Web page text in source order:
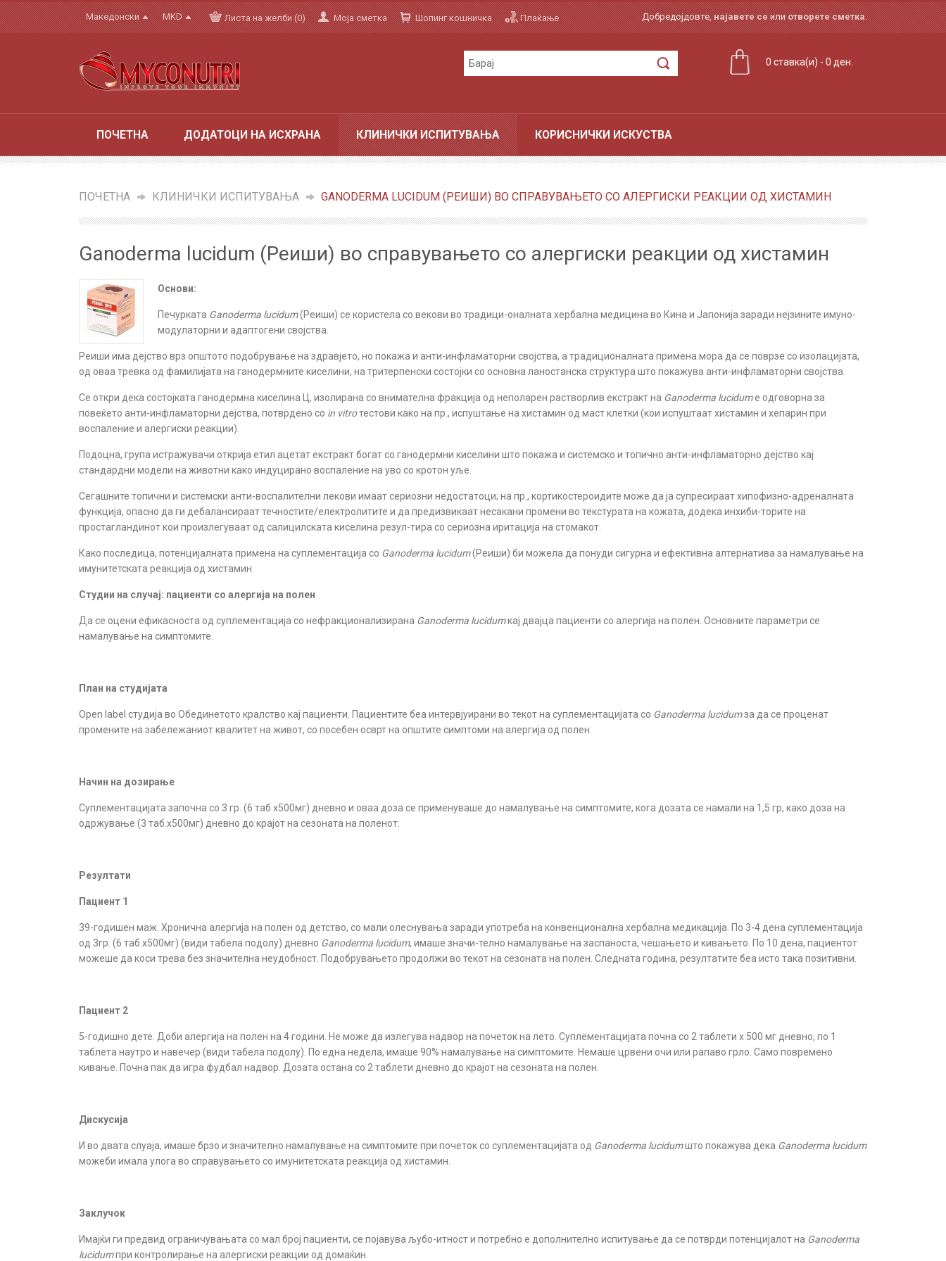
Македонски MKD Добредојдовте,најавете сеилиотворете сметка.
Листа на желби (0) Моја сметка Шопинг кошничка Плаќање
0 ставка(и) - 0 ден.
ПОЧЕТНА ДОДАТОЦИ НА ИСХРАНА КЛИНИЧКИ ИСПИТУВАЊА КОРИСНИЧКИ ИСКУСТВА
ПОЧЕТНА » КЛИНИЧКИ ИСПИТУВАЊА » GANODERMA LUCIDUM (РЕИШИ) ВО СПРАВУВАЊЕТО СО АЛЕРГИСКИ РЕАКЦИИ ОД ХИСТАМИН
Ganoderma lucidum (Реиши) во справувањето со алергиски реакции од хистамин
Основи:
Печурката Ganoderma lucidum(Реиши) се користела со векови во традици-оналната хербална медицина во Кина и Јапонија заради нејзините имуно-
модулаторни и адаптогени својства.
Реиши има дејство врз општото подобрување на здравјето, но покажа и анти-инфламаторни својства, а традиционалната примена мора да се поврзе со изолацијата,
од оваа тревка од фамилијата на ганодермните киселини, на тритерпенски состојки со основна ланостанска структура што покажува анти-инфламаторни својства.
Се откри дека состојката ганодермна киселина Ц, изолирана со внимателна фракција од неполарен растворлив екстракт на Ganoderma lucidumе одговорна за
повеќето анти-инфламаторни дејства, потврдено со in vitroтестови како на пр., испуштање на хистамин од маст клетки (кои испуштаат хистамин и хепарин при
воспаление и алергиски реакции).
Подоцна, група истражувачи открија етил ацетат екстракт богат со ганодермни киселини што покажа и системско и топично анти-инфламаторно дејство кај
стандардни модели на животни како индуцирано воспаление на уво со кротон уље.
Сегашните топични и системски анти-воспалителни лекови имаат сериозни недостатоци; на пр., кортикостероидите може да ја супресираат хипофизно-адреналната
функција, опасно да ги дебалансираат течностите/електролитите и да предизвикаат несакани промени во текстурата на кожата, додека инхиби-торите на
простагландинот кои произлегуваат од салицилската киселина резул-тира со сериозна иритација на стомакот.
Како последица, потенцијалната примена на суплементација со Ganoderma lucidum(Реиши) би можела да понуди сигурна и ефективна алтернатива за намалување на
имунитетската реакција од хистамин.
Студии на случај: пациенти со алергија на полен
Да се оцени ефикасноста од суплементација со нефракционализирана Ganoderma lucidumкај двајца пациенти со алергија на полен. Основните параметри се
намалување на симптомите.
План на студијата
Open label студија во Обединетото кралство кај пациенти. Пациентите беа интервјуирани во текот на суплементацијата со Ganoderma lucidumза да се проценат
промените на забележаниот квалитет на живот, со посебен осврт на општите симптоми на алергија од полен.
Начин на дозирање
Суплементацијата започна со 3 гр. (6 таб.х500мг) дневно и оваа доза се применуваше до намалување на симптомите, кога дозата се намали на 1,5 гр, како доза на
одржување (3 таб.х500мг) дневно до крајот на сезоната на поленот.
Резултати
Пациент 1
39-годишен маж. Хронична алергија на полен од детство, со мали олеснувања заради употреба на конвенционална хербална медикација. По 3-4 дена суплементација
од 3гр. (6 таб.х500мг) (види табела подолу) дневно Ganoderma lucidum, имаше значи-телно намалување на заспаноста, чешањето и кивањето. По 10 дена, пациентот
можеше да коси трева без значителнa неудобност. Подобрувањето продолжи во текот на сезоната на полен. Следната година, резултатите беа исто така позитивни.
Пациент 2
5-годишно дете. Доби алергија на полен на 4 години. Не може да излегува надвор на почеток на лето. Суплементацијата почна со 2 таблети х 500 мг дневно, по 1
таблета наутро и навечер (види табела подолу). По една недела, имаше 90% намалување на симптомите. Немаше црвени очи или рапаво грло. Само повремено
кивање. Почна пак да игра фудбал надвор. Дозата остана со 2 таблети дневно до крајот на сезоната на полен.
Дискусија
И во двата слуаја, имаше брзо и значително намалување на симптомите при почеток со суплементацијата од Ganoderma lucidumшто покажува дека Ganoderma lucidum
можеби имала улога во справувањето со имунитетската реакција од хистамин.
Заклучок
Имајќи ги предвид ограничувањата со мал број пациенти, се појавува љубо-итност и потребно е дополнително испитување да се потврди потенцијалот на Ganoderma
lucidumпри контролирање на алергиски реакции од домаќин.